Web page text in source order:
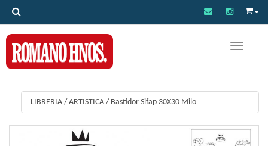
Toggle
LIBRERIA / ARTISTICA / Bastidor Sifap 30X30 Milo